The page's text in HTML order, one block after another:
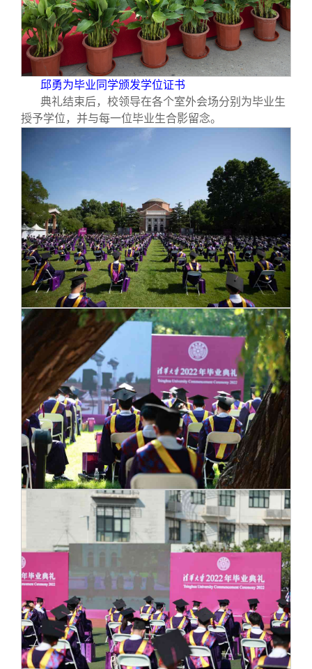
邱勇为毕业同学颁发学位证书
典礼结束后，校领导在各个室外会场分别为毕业生
授予学位，并与每一位毕业生合影留念。